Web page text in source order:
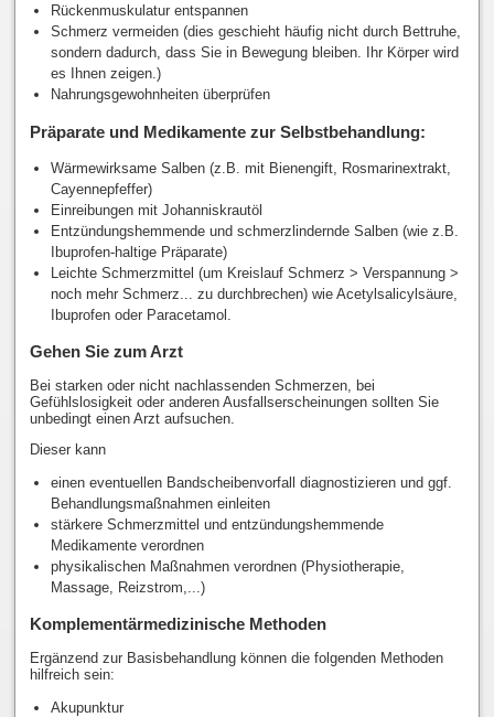
Rückenmuskulatur entspannen
Schmerz vermeiden (dies geschieht häufig nicht durch Bettruhe,
sondern dadurch, dass Sie in Bewegung bleiben. Ihr Körper wird
es Ihnen zeigen.)
Nahrungsgewohnheiten überprüfen
Präparate und Medikamente zur Selbstbehandlung:
Wärmewirksame Salben (z.B. mit Bienengift, Rosmarinextrakt,
Cayennepfeffer)
Einreibungen mit Johanniskrautöl
Entzündungshemmende und schmerzlindernde Salben (wie z.B.
Ibuprofen-haltige Präparate)
Leichte Schmerzmittel (um Kreislauf Schmerz > Verspannung >
noch mehr Schmerz... zu durchbrechen) wie Acetylsalicylsäure,
Ibuprofen oder Paracetamol.
Gehen Sie zum Arzt
Bei starken oder nicht nachlassenden Schmerzen, bei
Gefühlslosigkeit oder anderen Ausfallserscheinungen sollten Sie
unbedingt einen Arzt aufsuchen.
Dieser kann
einen eventuellen Bandscheibenvorfall diagnostizieren und ggf.
Behandlungsmaßnahmen einleiten
stärkere Schmerzmittel und entzündungshemmende
Medikamente verordnen
physikalischen Maßnahmen verordnen (Physiotherapie,
Massage, Reizstrom,...)
Komplementärmedizinische Methoden
Ergänzend zur Basisbehandlung können die folgenden Methoden
hilfreich sein:
Akupunktur